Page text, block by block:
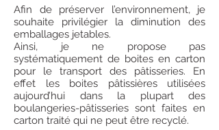
Afin de préserver l’environnement, je
souhaite privilégier la diminution des
emballages jetables.
Ainsi, je ne propose pas
systématiquement de boites en carton
pour le transport des pâtisseries. En
effet les boites pâtissières utilisées
aujourd’hui dans la plupart des
boulangeries-pâtisseries sont faites en
carton traité qui ne peut être recyclé.